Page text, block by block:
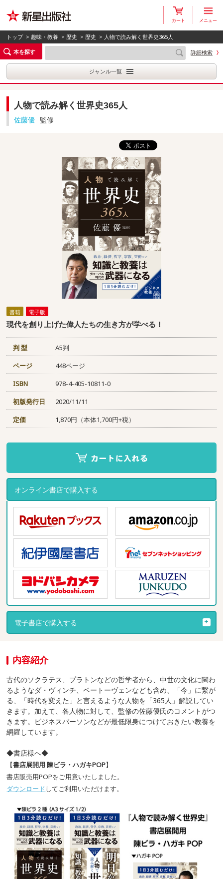
カート メニュー
トップ >趣味・教養 >歴史 >歴史 > 人物で読み解く世界史365人
本を探す
詳細検索
ジャンル一覧
人物で読み解く世界史365人
佐藤優 監修
書籍 電子版
現代を創り上げた偉人たちの生き方が学べる！
判 型
A5判
ページ
448ページ
ISBN
978-4-405-10811-0
初版発行日
2020/11/11
定価
1,870円（本体1,700円+税）
オンライン書店で購入する
電子書店で購入する
内容紹介
古代のソクラテス、プラトンなどの哲学者から、中世の文化に関わ
るようなダ・ヴィンチ、ベートーヴェンなども含め、「今」に繋が
る、「時代を変えた」と言えるような人物を「365人」解説してい
きます。加えて、各人物に対して、監修の佐藤優氏のコメントがつ
きます。ビジネスパーソンなどが最低限身につけておきたい教養を
網羅しています。
◆書店様へ◆
【書店展開用 陳ビラ・ハガキPOP】
書店販売用POPをご用意いたしました。
ダウンロードしてご利用いただけます。